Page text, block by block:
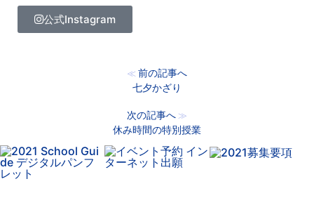
公式Instagram
≪ 前の記事へ
七夕かざり
次の記事へ ≫
休み時間の特別授業